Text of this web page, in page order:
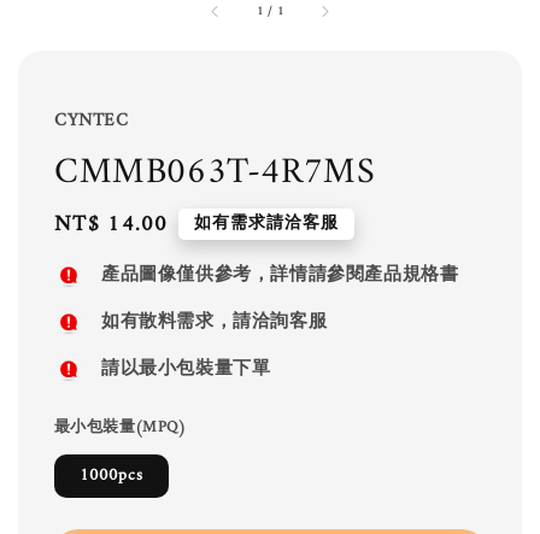
1 / 1
CYNTEC
CMMB063T-4R7MS
Regular
price
NT$ 14.00 如有需求請洽客服
產品圖像僅供參考，詳情請參閱產品規格書
如有散料需求，請洽詢客服
請以最小包裝量下單
最小包裝量(MPQ)
1000pcs